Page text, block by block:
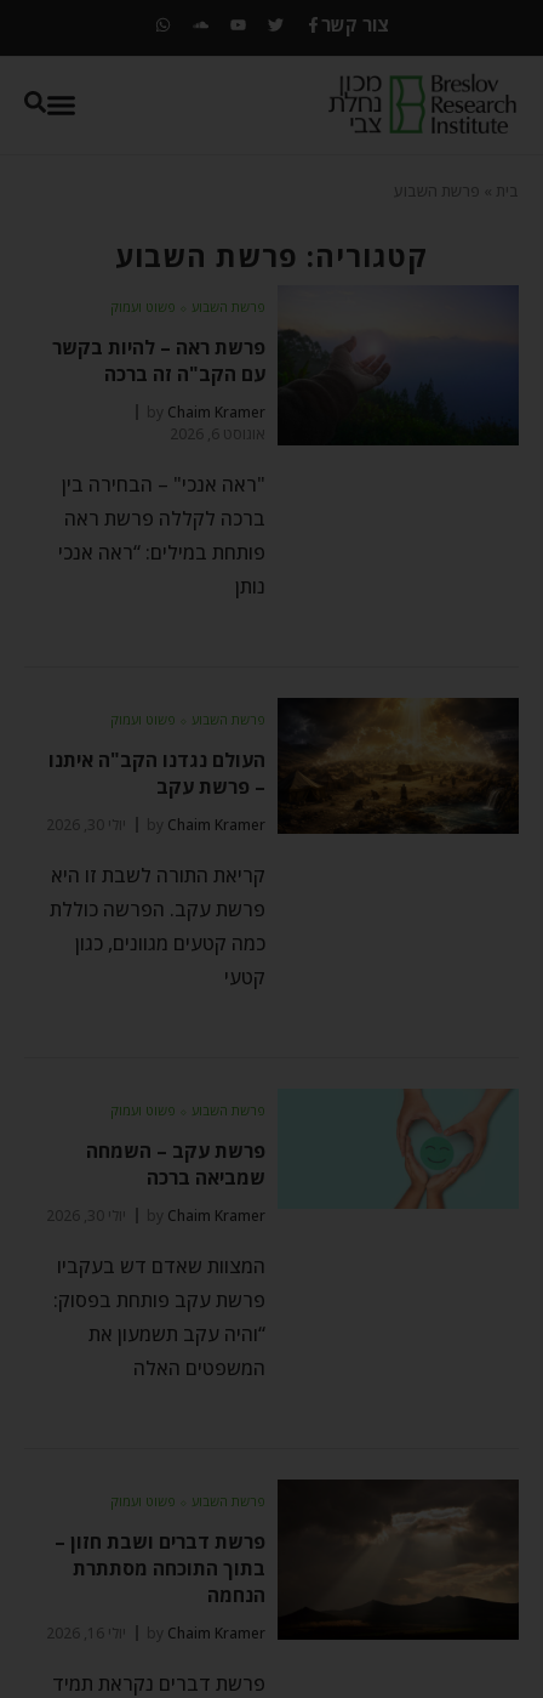
צור קשר
בית פרשת השבוע
קטגוריה: פרשת השבוע
פרשת השבוע ⬦ פשוט ועמוק
פרשת ראה – להיות בקשר
עם הקב"ה זה ברכה
by Chaim Kramer
אוגוסט 6, 2026
"ראה אנכי" – הבחירה בין
ברכה לקללה פרשת ראה
פותחת במילים: “ראה אנכי
נותן
פרשת השבוע ⬦ פשוט ועמוק
העולם נגדנו הקב"ה איתנו
– פרשת עקב
by Chaim Kramer יולי 30, 2026
קריאת התורה לשבת זו היא
פרשת עקב. הפרשה כוללת
כמה קטעים מגוונים, כגון
קטעי
פרשת השבוע ⬦ פשוט ועמוק
פרשת עקב – השמחה
שמביאה ברכה
by Chaim Kramer יולי 30, 2026
המצוות שאדם דש בעקביו
פרשת עקב פותחת בפסוק:
“והיה עקב תשמעון את
המשפטים האלה
פרשת השבוע ⬦ פשוט ועמוק
פרשת דברים ושבת חזון –
בתוך התוכחה מסתתרת
הנחמה
by Chaim Kramer יולי 16, 2026
פרשת דברים נקראת תמיד